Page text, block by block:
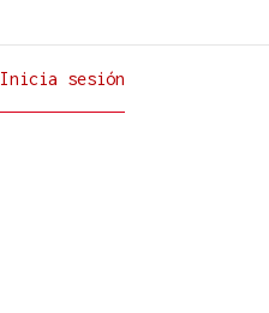
Inicia sesión